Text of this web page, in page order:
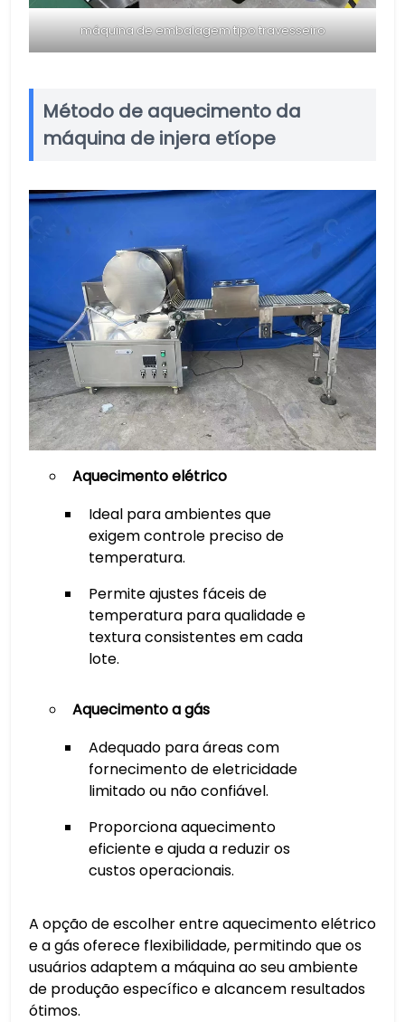
máquina de embalagem tipo travesseiro
Método de aquecimento da
máquina de injera etíope
Aquecimento elétrico
Ideal para ambientes que
exigem controle preciso de
temperatura.
Permite ajustes fáceis de
temperatura para qualidade e
textura consistentes em cada
lote.
Aquecimento a gás
Adequado para áreas com
fornecimento de eletricidade
limitado ou não confiável.
Proporciona aquecimento
eficiente e ajuda a reduzir os
custos operacionais.
A opção de escolher entre aquecimento elétrico
e a gás oferece flexibilidade, permitindo que os
usuários adaptem a máquina ao seu ambiente
de produção específico e alcancem resultados
ótimos.